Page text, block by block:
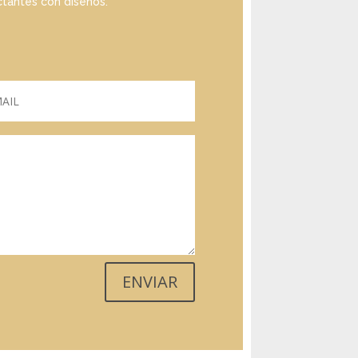
ENVIAR